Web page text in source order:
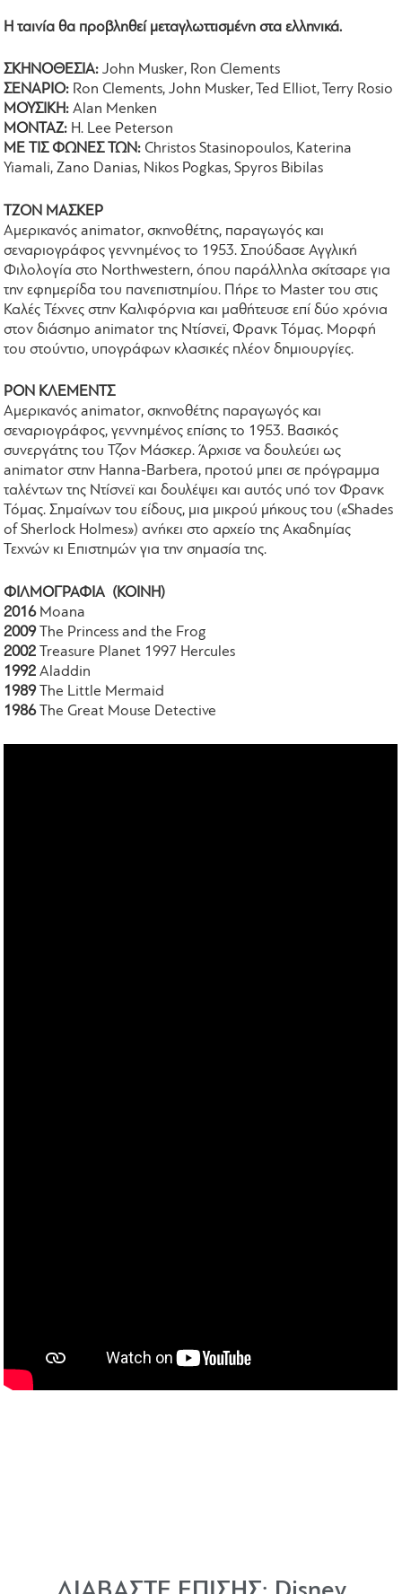
Η ταινία θα προβληθεί μεταγλωττισμένη στα ελληνικά.
ΣΚΗΝΟΘΕΣΙΑ:John Musker, Ron Clements
ΣΕΝΑΡΙΟ: Ron Clements, John Musker, Ted Elliot, Terry Rosio
ΜΟΥΣΙΚΗ:Alan Menken
ΜΟΝΤΑΖ: H. Lee Peterson
ΜΕ ΤΙΣ ΦΩΝΕΣ ΤΩΝ: Christos Stasinopoulos, Katerina
Yiamali, Zano Danias, Nikos Pogkas, Spyros Bibilas
ΤΖΟΝ ΜΑΣΚΕΡ
Αμερικανός animator, σκηνοθέτης, παραγωγός και
σεναριογράφος γεννημένος το 1953. Σπούδασε Αγγλική
Φιλολογία στο Northwestern, όπου παράλληλα σκίτσαρε για
την εφημερίδα του πανεπιστημίου. Πήρε το Master του στις
Καλές Τέχνες στην Καλιφόρνια και μαθήτευσε επί δύο χρόνια
στον διάσημο animator της Ντίσνεϊ, Φρανκ Τόμας. Μορφή
του στούντιο, υπογράφων κλασικές πλέον δημιουργίες.
ΡΟΝ ΚΛΕΜΕΝΤΣ
Αμερικανός animator, σκηνοθέτης παραγωγός και
σεναριογράφος, γεννημένος επίσης το 1953. Βασικός
συνεργάτης του Τζον Μάσκερ. Άρχισε να δουλεύει ως
animator στην Hanna-Barbera, προτού μπει σε πρόγραμμα
ταλέντων της Ντίσνεϊ και δουλέψει και αυτός υπό τον Φρανκ
Τόμας. Σημαίνων του είδους, μια μικρού μήκους του («Shades
of Sherlock Holmes») ανήκει στο αρχείο της Ακαδημίας
Τεχνών κι Επιστημών για την σημασία της.
ΦΙΛΜΟΓΡΑΦΙΑ (ΚΟΙΝΗ)
2016 Moana
2009
The Princess and the Frog
2002
Treasure Planet 1997 Hercules
1992Aladdin
1989
The Little Mermaid
1986
The Great Mouse Detective